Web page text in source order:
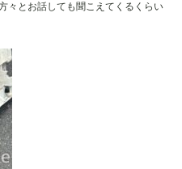
々とお話しても聞こえてくるくらい